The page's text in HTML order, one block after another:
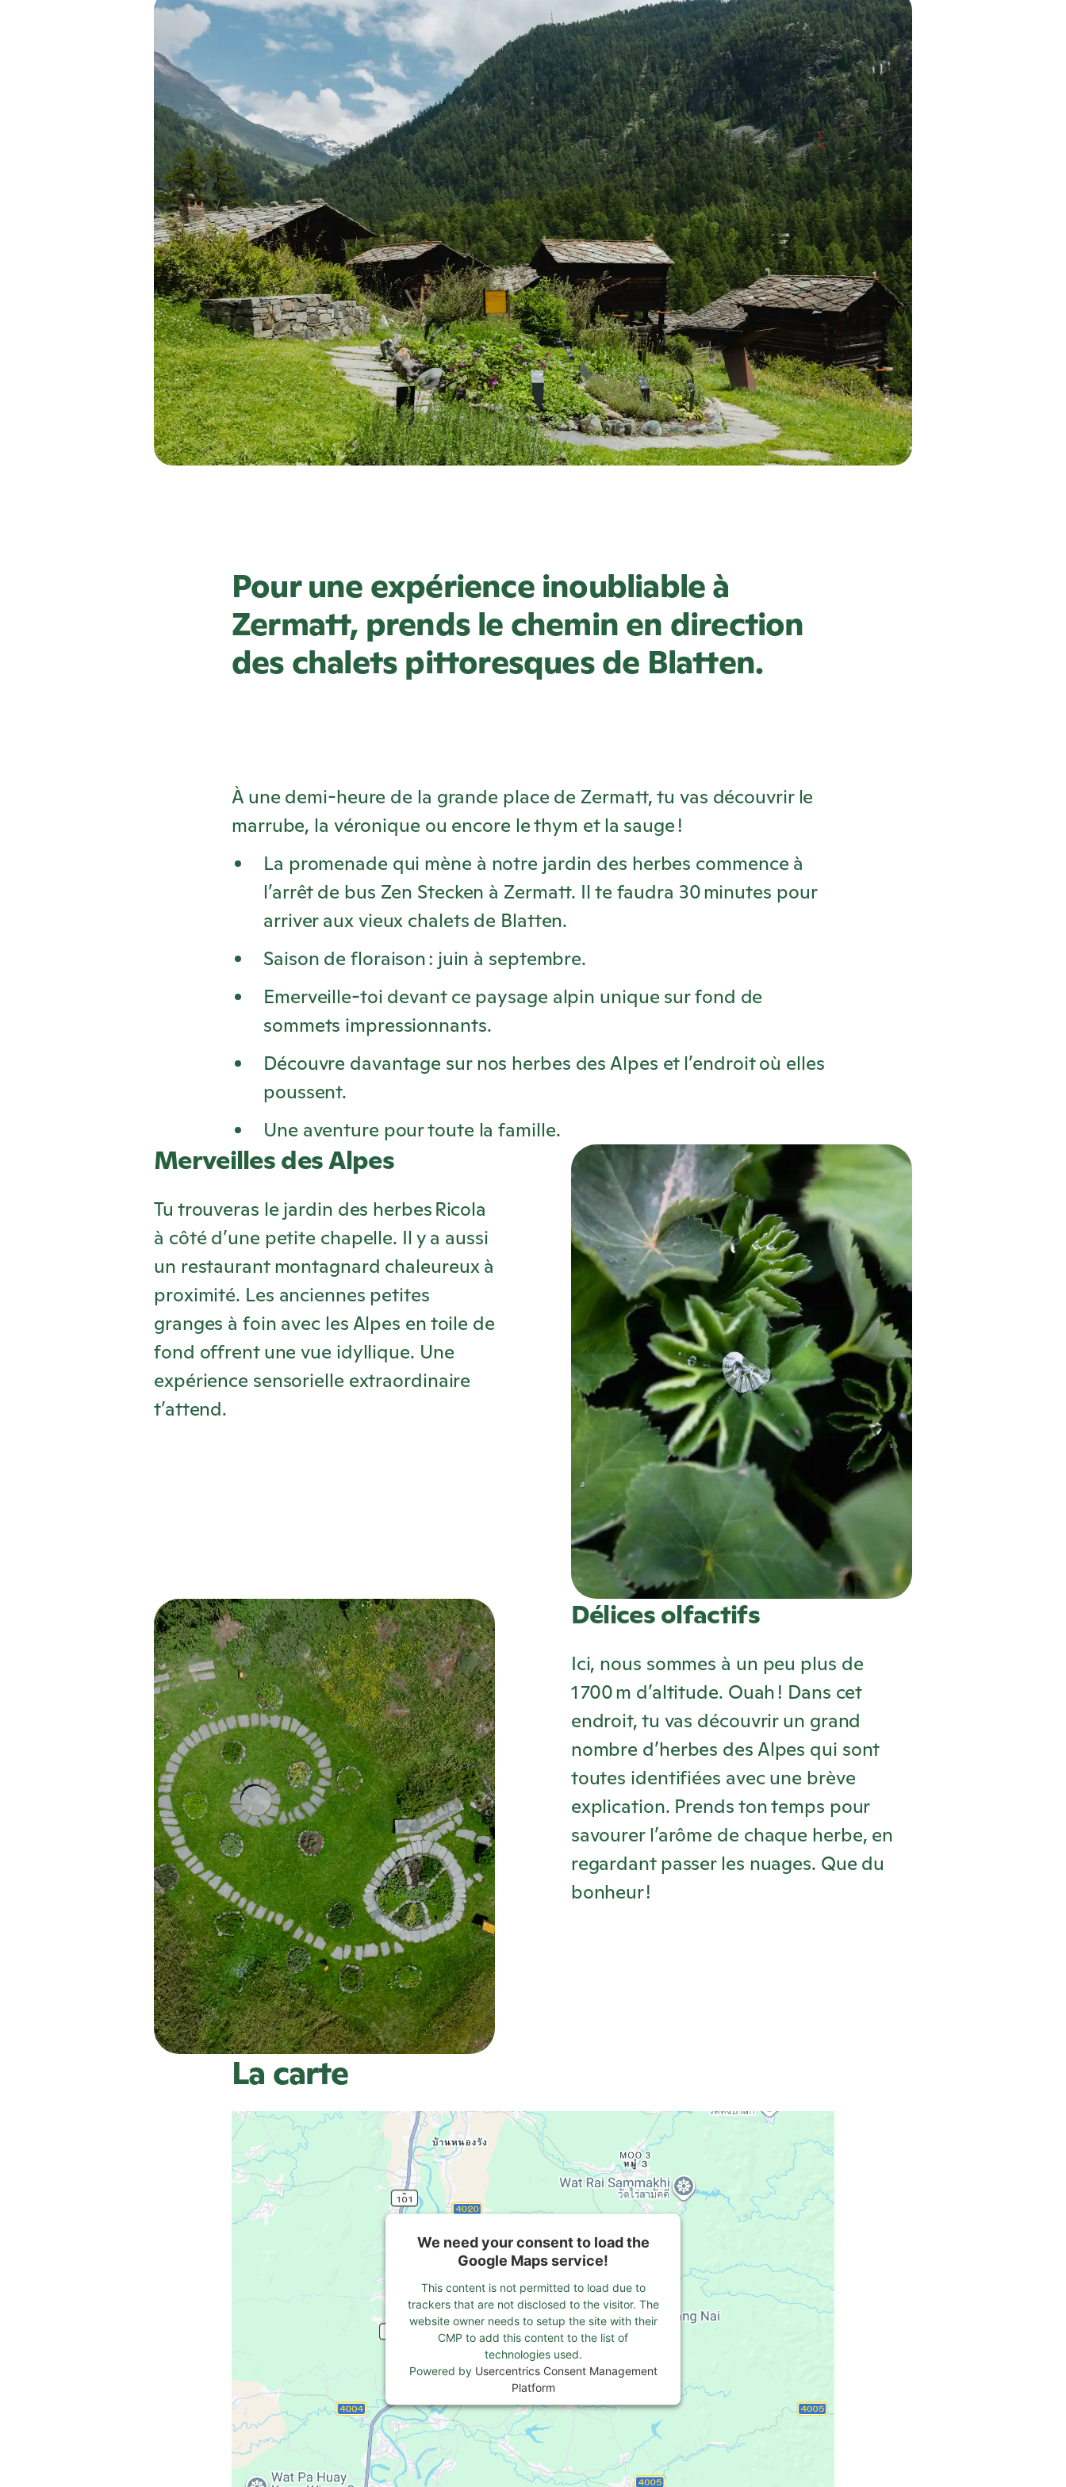
Pour une expérience inoubliable à
Zermatt, prends le chemin en direction
des chalets pittoresques de Blatten.
À une demi-heure de la grande place de Zermatt, tu vas découvrir le
marrube, la véronique ou encore le thym et la sauge !
La promenade qui mène à notre jardin des herbes commence à
l’arrêt de bus Zen Stecken à Zermatt. Il te faudra 30 minutes pour
arriver aux vieux chalets de Blatten.
Saison de floraison : juin à septembre.
Emerveille-toi devant ce paysage alpin unique sur fond de
sommets impressionnants.
Découvre davantage sur nos herbes des Alpes et l’endroit où elles
poussent.
Une aventure pour toute la famille.
Merveilles des Alpes
Tu trouveras le jardin des herbesRicola
à côté d’une petite chapelle. Il y a aussi
un restaurant montagnard chaleureux à
proximité. Les anciennes petites
granges à foin avec les Alpes en toile de
fond offrent une vue idyllique. Une
expérience sensorielle extraordinaire
t’attend.
Délices olfactifs
Ici, nous sommes à un peu plus de
1 700 m d’altitude. Ouah ! Dans cet
endroit, tu vas découvrir un grand
nombre d’herbes des Alpes qui sont
toutes identifiées avec une brève
explication. Prends ton temps pour
savourer l’arôme de chaque herbe, en
regardant passer les nuages. Que du
bonheur !
La carte
We need your consent to load the
Google Maps service!
This content is not permitted to load due to
trackers that are not disclosed to the visitor. The
website owner needs to setup the site with their
CMP to add this content to the list of
technologies used.
Powered by Usercentrics Consent Management
Platform